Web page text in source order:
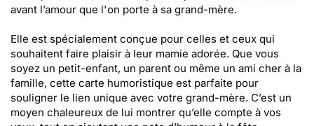
avant l’amour que l'on porte à sa grand-mère.
Elle est spécialement conçue pour celles et ceux qui
souhaitent faire plaisir à leur mamie adorée. Que vous
soyez un petit-enfant, un parent ou même un ami cher à la
famille, cette carte humoristique est parfaite pour
souligner le lien unique avec votre grand-mère. C’est un
moyen chaleureux de lui montrer qu’elle compte à vos